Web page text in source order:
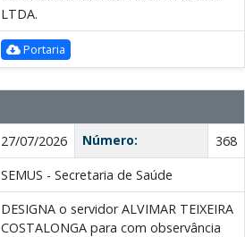
LTDA.
Portaria
27/07/2026 Número:
368
SEMUS - Secretaria de Saúde
DESIGNA o servidor ALVIMAR TEIXEIRA
COSTALONGA para com observância